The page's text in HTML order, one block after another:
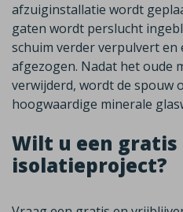
afzuiginstallatie wordt
gaten wordt perslucht
schuim verder verpulvert en
afgezogen. Nadat het oude
verwijderd, wordt de spouw
hoogwaardige minerale
Wilt u een
isolatieproject?